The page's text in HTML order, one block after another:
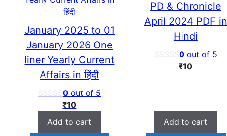
January 2025 to 01
January 2026 One
liner Yearly Current
Affairs in हिंदी
0out of 5
₹10
Add to cart
PD & Chronicle
April 2024 PDF in
Hindi
0out of 5
₹10
Add to cart